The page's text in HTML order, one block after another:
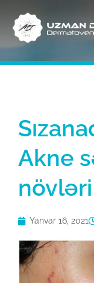
Akne
Yanvar 16, 2021